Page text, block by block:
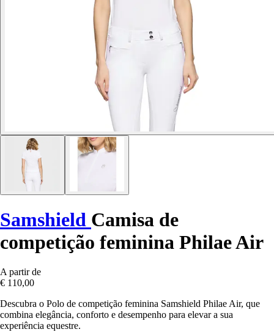
Samshield Camisa de
competição feminina Philae Air
A partir de
€ 110,00
Descubra o Polo de competição feminina Samshield Philae Air, que
combina elegância, conforto e desempenho para elevar a sua
experiência equestre.